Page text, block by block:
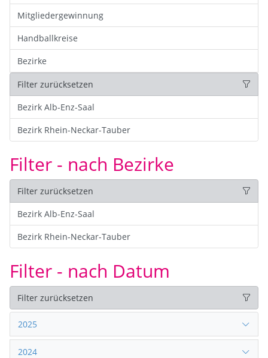
Mitgliedergewinnung
Handballkreise
Bezirke
Filter zurücksetzen
Bezirk Alb-Enz-Saal
Bezirk Rhein-Neckar-Tauber
Filter - nach Bezirke
Filter zurücksetzen
Bezirk Alb-Enz-Saal
Bezirk Rhein-Neckar-Tauber
Filter - nach Datum
Filter zurücksetzen
2025
2024